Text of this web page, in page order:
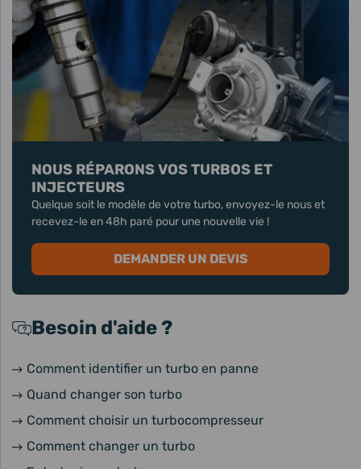
NOUS RÉPARONS VOS TURBOS ET
INJECTEURS
Quelque soit le modèle de votre turbo, envoyez-le nous et
recevez-le en 48h paré pour une nouvelle vie !
DEMANDER UN DEVIS
Besoin d'aide ?
Comment identifier un turbo en panne
Quand changer son turbo
Comment choisir un turbocompresseur
Comment changer un turbo